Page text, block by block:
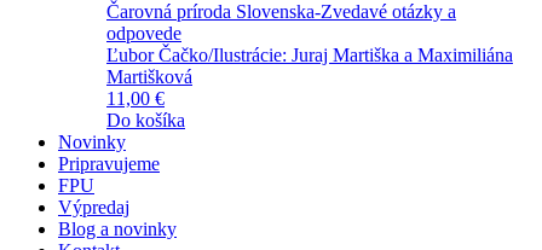
Čarovná príroda Slovenska-Zvedavé otázky a
odpovede
Ľubor Čačko/Ilustrácie: Juraj Martiška a Maximiliána
Martišková
11,00 €
Do košíka
Novinky
Pripravujeme
FPU
Výpredaj
Blog a novinky